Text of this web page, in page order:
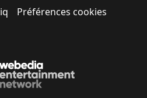
Préférences cookies